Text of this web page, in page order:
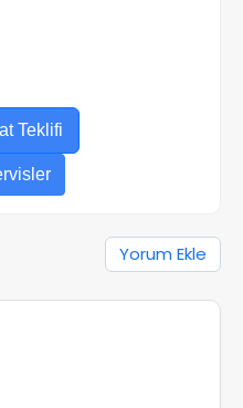
Teklifi
Yorum Ekle